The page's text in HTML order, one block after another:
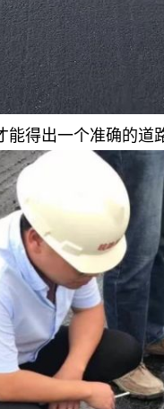
能得出一个准确的道